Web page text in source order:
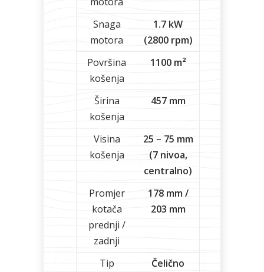
Snaga
motora
1.7 kW
(2800 rpm)
Površina
košenja
1100 m²
Širina
košenja
457 mm
Visina
košenja
25 – 75 mm
(7 nivoa,
centralno)
Promjer
kotača
prednji /
zadnji
178 mm /
203 mm
Tip
Čelično